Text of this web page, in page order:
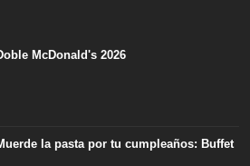
McDonald's 2026
la pasta por tu cumpleaños: Buffet